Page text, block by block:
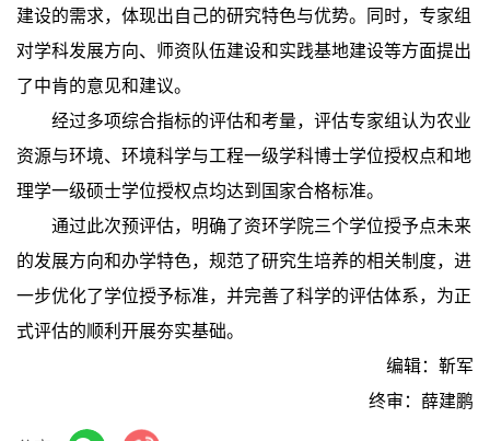
建设的需求，体现出自己的研究特色与优势。同时，专家组
对学科发展方向、师资队伍建设和实践基地建设等方面提出
了中肯的意见和建议。
经过多项综合指标的评估和考量，评估专家组认为农业
资源与环境、环境科学与工程一级学科博士学位授权点和地
理学一级硕士学位授权点均达到国家合格标准。
通过此次预评估，明确了资环学院三个学位授予点未来
的发展方向和办学特色，规范了研究生培养的相关制度，进
一步优化了学位授予标准，并完善了科学的评估体系，为正
式评估的顺利开展夯实基础。
编辑：靳军
终审：薛建鹏